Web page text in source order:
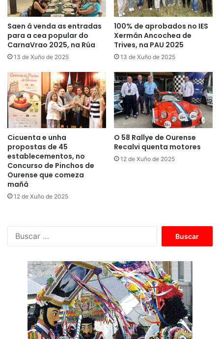
Saen á venda as entradas
para a cea popular do
CarnaVrao 2025, na Rúa
13 de Xuño de 2025
100% de aprobados no IES
Xermán Ancochea de
Trives, na PAU 2025
13 de Xuño de 2025
Cicuenta e unha
propostas de 45
establecementos, no
Concurso de Pinchos de
Ourense que comeza
mañá
12 de Xuño de 2025
O 58 Rallye de Ourense
Recalvi quenta motores
12 de Xuño de 2025
c
a
r
: